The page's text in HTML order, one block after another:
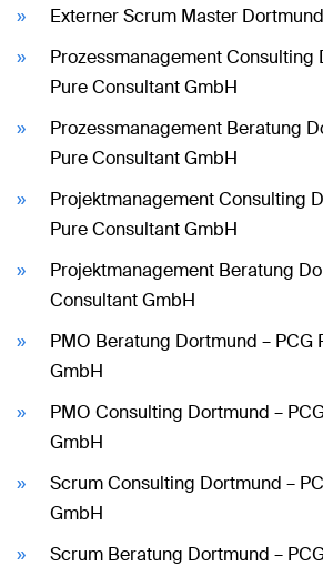
Externer Scrum Master Dortmund
Prozessmanagement Consulting
Pure Consultant GmbH
Prozessmanagement Beratung
Pure Consultant GmbH
Projektmanagement Consulting
Pure Consultant GmbH
Projektmanagement Beratung
Consultant GmbH
PMO Beratung Dortmund – PCG
GmbH
PMO Consulting Dortmund –
GmbH
Scrum Consulting Dortmund –
GmbH
Scrum Beratung Dortmund –